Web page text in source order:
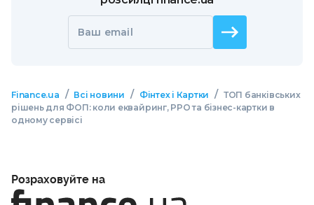
Ваш email
Finance.ua / Всі новини / Фінтех і Картки / ТОП банківських
рішень для ФОП: коли еквайринг, РРО та бізнес-картки в
одному сервісі
Розраховуйте на